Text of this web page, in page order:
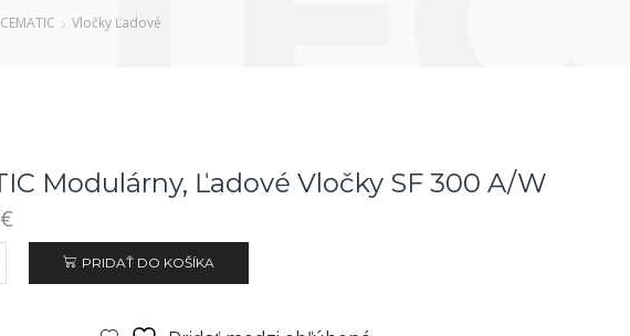
Vločky Ľadové
Modulárny, Ľadové Vločky SF 300 A/W
€
PRIDAŤ DO KOŠÍKA